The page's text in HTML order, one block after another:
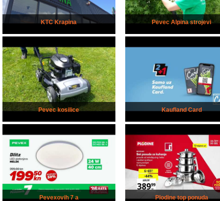
KTC Krapina Pevec Alpina strojevi
Pevec kosilice Kaufland Card
Pevexovih 7 a Plodine top ponuda